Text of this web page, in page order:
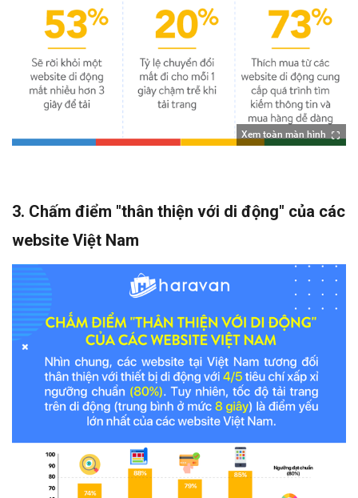
Xem toàn màn hình
3. Chấm điểm "thân thiện với di động" của các
website Việt Nam